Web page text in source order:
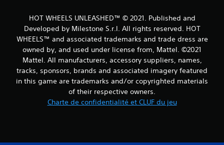
HOT WHEELS UNLEASHED™ © 2021. Published and
Developed by Milestone S.r.l. All rights reserved. HOT
WHEELS™ and associated trademarks and trade dress are
owned by, and used under license from, Mattel. ©2021
Mattel. All manufacturers, accessory suppliers, names,
tracks, sponsors, brands and associated imagery featured
in this game are trademarks and/or copyrighted materials
of their respective owners.
Charte de confidentialité et CLUF du jeu